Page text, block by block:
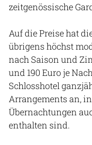
zeitgenössische
Auf die Preise hat
übrigens höchst
nach Saison und
und 190 Euro je
Schlosshotel
Arrangements an,
Übernachtungen
enthalten sind.